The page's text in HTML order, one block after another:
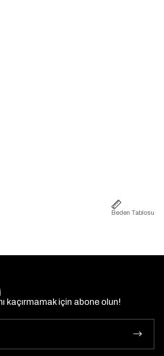
Beden Tablosu
kaçırmamak için abone olun!